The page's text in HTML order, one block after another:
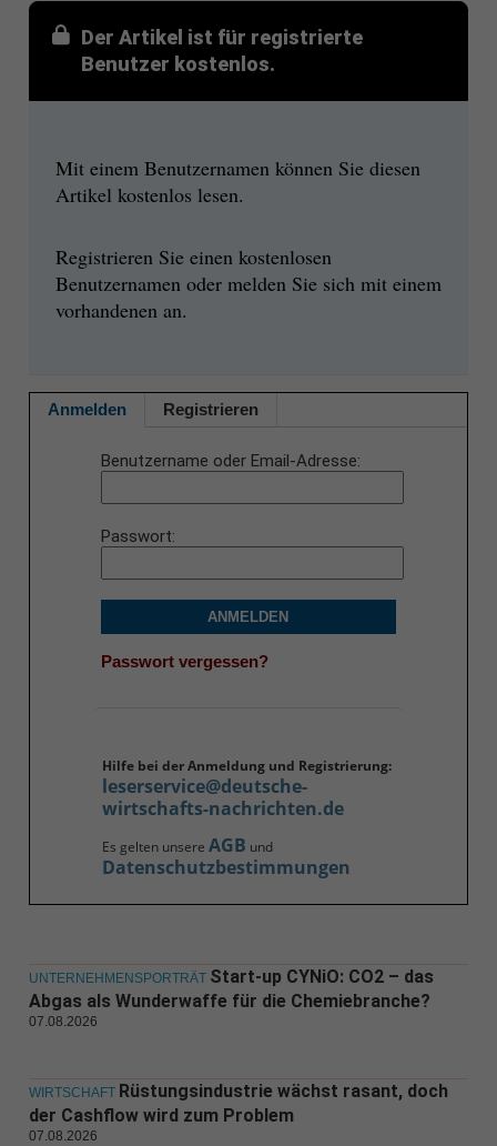
Der Artikel ist für registrierte
Benutzer kostenlos.
Mit einem Benutzernamen können Sie diesen
Artikel kostenlos lesen.
Registrieren Sie einen kostenlosen
Benutzernamen oder melden Sie sich mit einem
vorhandenen an.
Anmelden Registrieren
Benutzername oder Email-Adresse
Passwort
ANMELDEN
Passwort vergessen?
Hilfe bei der Anmeldung und Registrierung:
leserservice@deutsche-
wirtschafts-nachrichten.de
Es gelten unsere AGB und
Datenschutzbestimmungen
UNTERNEHMENSPORTRÄT Start-up CYNiO: CO2 – das
Abgas als Wunderwaffe für die Chemiebranche?
07.08.2026
WIRTSCHAFT Rüstungsindustrie wächst rasant, doch
der Cashflow wird zum Problem
07.08.2026